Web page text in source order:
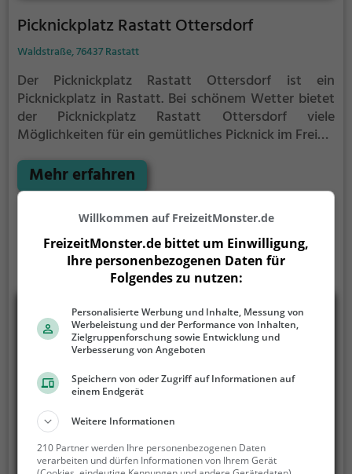
Picknickplatz Rastatt Ottersdorf
Waldstraße, 76437 Rastatt
Der Picknickplatz Rastatt Ottersdorf ist ein
Picknickplatz in Rastatt. Bei schönem Wetter bietet
der Picknickplatz Rastatt Ottersdorf viele
Möglichkeiten für ein gemütliches Picknick im Freien.
Pause zwischendurch, der Picknickplatz Rastatt
Ottersdorf ist der perfekte Ort, um die Akkus wieder
Himmel zu genießen.
Mehr erfahren
Willkommen auf FreizeitMonster.de
FreizeitMonster.de bittet um Einwilligung,
Ihre personenbezogenen Daten für
Folgendes zu nutzen:
Personalisierte Werbung und Inhalte, Messung von
Werbeleistung und der Performance von Inhalten,
Zielgruppenforschung sowie Entwicklung und
Verbesserung von Angeboten
Speichern von oder Zugriff auf Informationen auf
einem Endgerät
Weitere Informationen
210 Partner werden Ihre personenbezogenen Daten
verarbeiten und dürfen Informationen von Ihrem Gerät